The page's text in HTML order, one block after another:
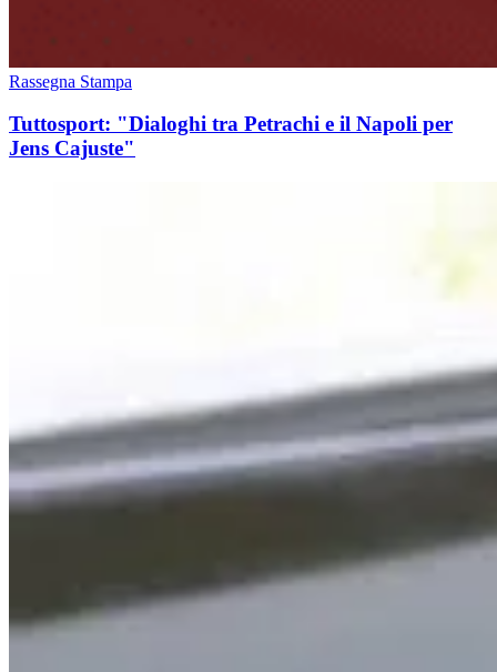
Rassegna Stampa
Tuttosport: "Dialoghi tra Petrachi e il Napoli per
Jens Cajuste"